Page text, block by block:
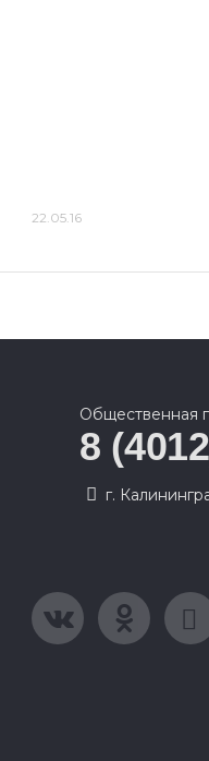
22.05.16
Общественная
8
г.